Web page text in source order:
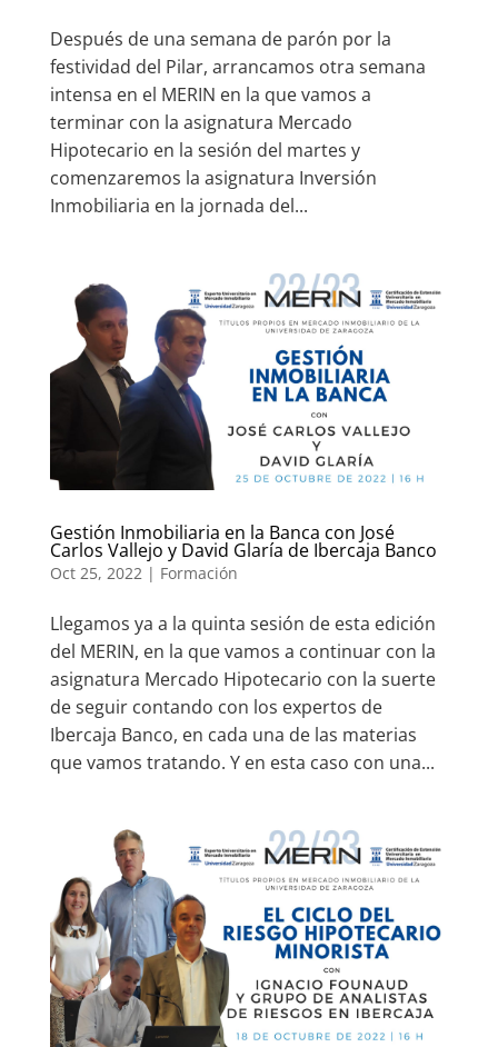
Después de una semana de parón por la
festividad del Pilar, arrancamos otra semana
intensa en el MERIN en la que vamos a
terminar con la asignatura Mercado
Hipotecario en la sesión del martes y
comenzaremos la asignatura Inversión
Inmobiliaria en la jornada del...
Gestión Inmobiliaria en la Banca con José
Carlos Vallejo y David Glaría de Ibercaja Banco
Oct 25, 2022| Formación
Llegamos ya a la quinta sesión de esta edición
del MERIN, en la que vamos a continuar con la
asignatura Mercado Hipotecario con la suerte
de seguir contando con los expertos de
Ibercaja Banco, en cada una de las materias
que vamos tratando. Y en esta caso con una...